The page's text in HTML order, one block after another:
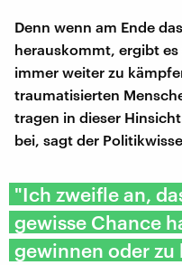
Denn wenn am Ende
herauskommt, ergibt es
immer weiter zu
traumatisierten
tragen in dieser
bei, sagt der
"Ich zweifle an,
gewisse Chance
gewinnen oder zu